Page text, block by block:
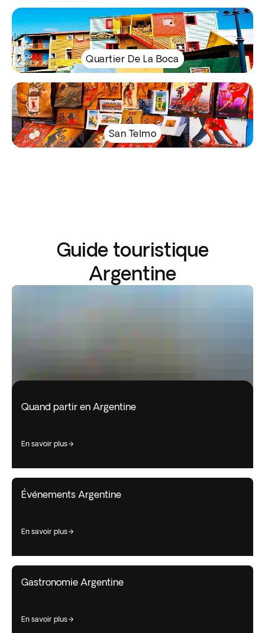
Quartier De La Boca
San Telmo
Guide touristique
Argentine
Quand partir en Argentine
en savoir plus
Événements Argentine
en savoir plus
Gastronomie Argentine
en savoir plus